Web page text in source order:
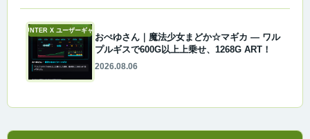
A-COUNTER X ユーザーギャラリー
おぺゆさん｜魔法少女まどか☆マギカ ― ワル
プルギスで600G以上上乗せ、1268G ART！
2026.08.06